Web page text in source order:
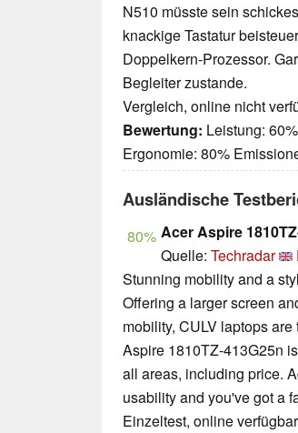
N510 müsste sein
knackige Tastatur
Doppelkern-Prozessor.
Begleiter zustande.
Vergleich, online nicht
Bewertung: Leistung:
Ergonomie: 80%
Ausländische
80% Acer Aspire
Quelle: Techradar
Stunning mobility and a
Offering a larger screen
mobility, CULV laptops
Aspire 1810TZ-413G25n
all areas, including price.
usability and you've got a
Einzeltest, online